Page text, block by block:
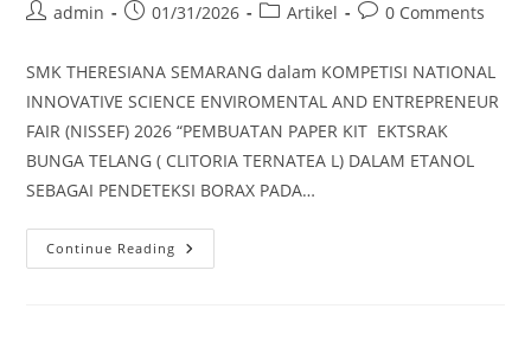
admin 01/31/2026 Artikel 0 Comments
SMK THERESIANA SEMARANG dalam KOMPETISI NATIONAL
INNOVATIVE SCIENCE ENVIROMENTAL AND ENTREPRENEUR
FAIR (NISSEF) 2026 “PEMBUATAN PAPER KIT EKTSRAK
BUNGA TELANG ( CLITORIA TERNATEA L) DALAM ETANOL
SEBAGAI PENDETEKSI BORAX PADA…
Continue Reading